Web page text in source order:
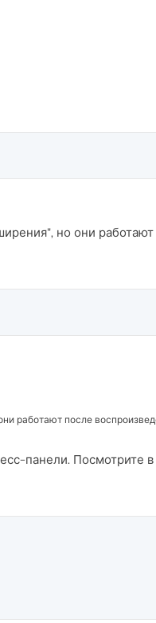
но они
работают после
панели. Посмотрите